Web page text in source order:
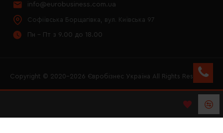
info@eurobusiness.com.ua
Софіївська Борщагівка, вул. Київська 97
Пн - Пт з 9.00 до 18.00
Copyright © 2020–2026 Євробізнес Україна All Rights Reserved
LOGO ЄВРОБІЗНЕС